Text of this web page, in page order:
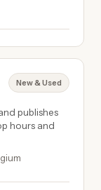
New & Used
publishes
hours and